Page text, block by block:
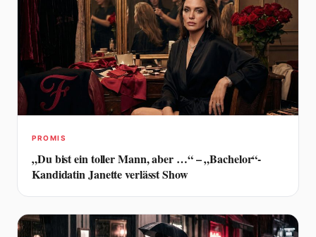
PROMIS
„Du bist ein toller Mann, aber …“ – „Bachelor“-
Kandidatin Janette verlässt Show